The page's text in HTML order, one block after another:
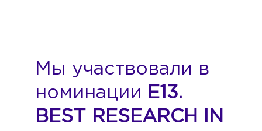
Мы участвовали в
номинации E13.
BEST RESEARCH IN